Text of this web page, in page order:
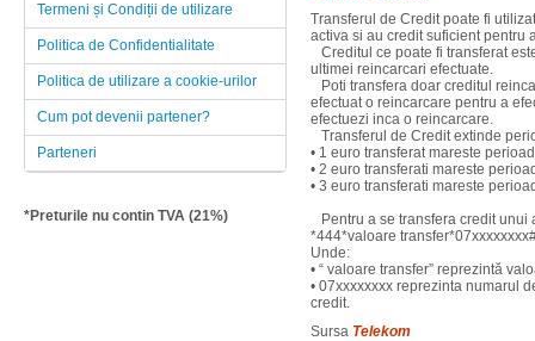
Termeni și Condiții de utilizare
Politica de Confidentialitate
Politica de utilizare a cookie-urilor
Cum pot devenii partener?
Parteneri
*Preturile nu contin TVA (21%)
Transferul de Credit poate fi
activa si au credit suficient pentru
Creditul ce poate fi transferat
ultimei reincarcari efectuate.
Poti transfera doar creditul
efectuat o reincarcare pentru a
efectuezi inca o reincarcare.
Transferul de Credit extinde
• 1 euro transferat mareste
• 2 euro transferati mareste
• 3 euro transferati mareste
Pentru a se transfera credit unui
*444*valoare
Unde:
• “ valoare transfer” reprezintă
• 07xxxxxxxx reprezinta numarul
credit.
Sursa Telekom